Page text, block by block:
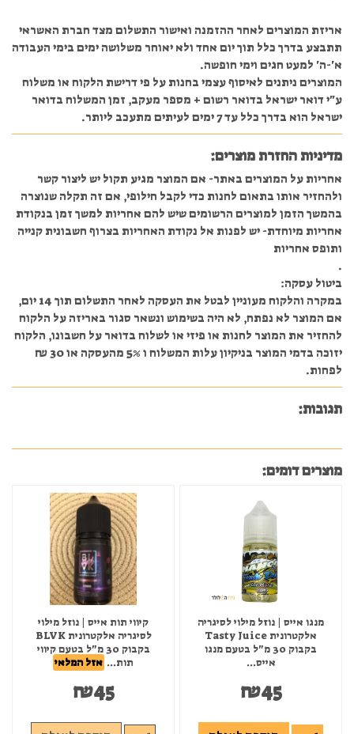
אריזת המוצרים לאחר ההזמנה ואישור התשלום מצד חברת האשראי
תתבצע בדרך כלל תוך יום אחד ולא יאוחר משלושה ימים בימי העבודה
א'-ה' למעט חגים וימי חופשה.
המוצרים ניתנים לאיסוף עצמי בחנות על פי דרישת הלקוח או משלוח
ע"י דואר ישראל בדואר רשום + מספר מעקב, זמן המשלוח בדואר
ישראל הוא בדרך כלל עד 7 ימים לעיתים מתעכב ליותר.
מדיניות החזרת מוצרים:
אחריות על המוצרים באתר- אם המוצר מגיע תקול יש ליצור קשר
ולהחזיר אותו בתאום לחנות כדי לקבל חילופי, אם זה תקלה שנוצרה
בהמשך הזמן למוצרים הרשומים שיש להם אחריות למשך זמן בנקודת
אחריות מיוחדת- יש לפנות אל נקודת האחריות בצרוף חשבונית קנייה
ותופס אחריות
.
ביטול עסקה:
במקרה והלקוח מעוניין לבטל את העסקה לאחר התשלום תוך 14 יום,
אם המוצר לא נפתח, לא היה בשימוש ונשאר סגור באריזה על הלקוח
להחזיר את המוצר לחנות או פיזי או לשלוח בדואר על חשבונו, הלקוח
יזוכה בדמי המוצר בניקיון עלות המשלוח ו 5% מהעסקה או 30 ₪
לפחות.
תגובות:
מוצרים דומים:
מנגו אייס | נוזל מילוי לסיגריה
אלקטרונית Tasty Juice
בקבוק 30 מ"ל בטעם מנגו
אייס...
₪45
קיווי תות אייס | נוזל מילוי
לסיגריה אלקטרונית BLVK
בקבוק 30 מ"ל בטעם קיווי
תות... אזל המלאי
₪45